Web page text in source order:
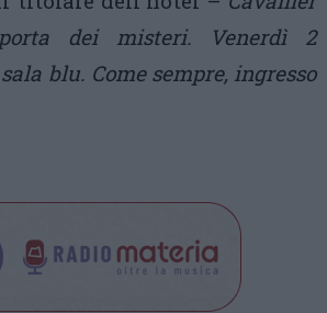
dei misteri. Venerdì 2
blu. Come sempre, ingresso